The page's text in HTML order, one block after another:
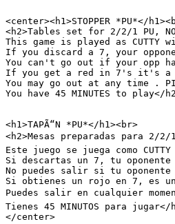
<center><h1>STOPPER *PU*</
<h2>Tables set for 2/2/1 PU, NO
This game is played as CUTTY
If you discard a 7, your
You can't go out if your opp
If you get a red in 7's it's a
You may go out at any time .
You have 45 MINUTES to play</
<h1>TAPÃ“N *PU*</h1><br>
<h2>Mesas preparadas para 2/2/1
Este juego se juega como
Si descartas un 7, tu
No puedes salir si tu oponente
Si obtienes un rojo en 7, es
Puedes salir en cualquier
Tienes 45 MINUTOS para jugar</
</center>